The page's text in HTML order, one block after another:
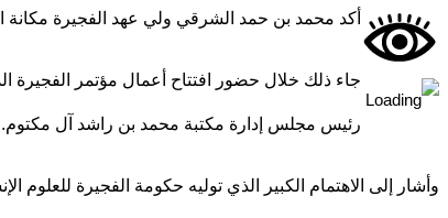
أكد محمد بن حمد الشرقي ولي عهد الفجيرة مكانة
جاء ذلك خلال حضور افتتاح أعمال مؤتمر الفجيرة
رئيس مجلس إدارة مكتبة محمد بن راشد آل مكتوم.
وأشار إلى الاهتمام الكبير الذي توليه حكومة الفجيرة